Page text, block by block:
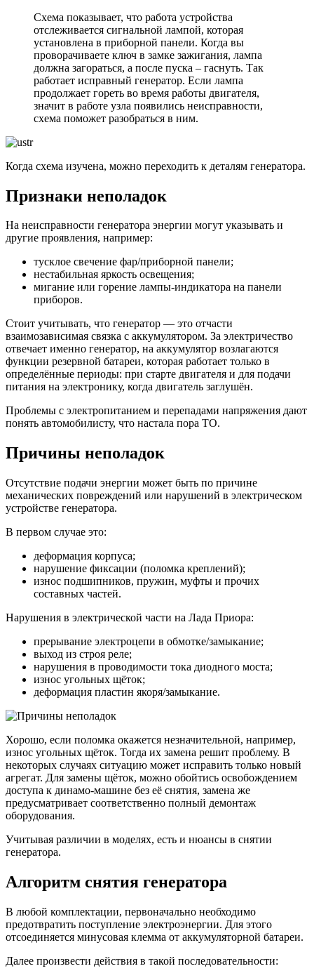
Схема показывает, что работа устройства
отслеживается сигнальной лампой, которая
установлена в приборной панели. Когда вы
проворачиваете ключ в замке зажигания, лампа
должна загораться, а после пуска – гаснуть. Так
работает исправный генератор. Если лампа
продолжает гореть во время работы двигателя,
значит в работе узла появились неисправности,
схема поможет разобраться в ним.
Когда схема изучена, можно переходить к деталям генератора.
Признаки неполадок
На неисправности генератора энергии могут указывать и
другие проявления, например:
тусклое свечение фар/приборной панели;
нестабильная яркость освещения;
мигание или горение лампы-индикатора на панели
приборов.
Стоит учитывать, что генератор — это отчасти
взаимозависимая связка с аккумулятором. За электричество
отвечает именно генератор, на аккумулятор возлагаются
функции резервной батареи, которая работает только в
определённые периоды: при старте двигателя и для подачи
питания на электронику, когда двигатель заглушён.
Проблемы с электропитанием и перепадами напряжения дают
понять автомобилисту, что настала пора ТО.
Причины неполадок
Отсутствие подачи энергии может быть по причине
механических повреждений или нарушений в электрическом
устройстве генератора.
В первом случае это:
деформация корпуса;
нарушение фиксации (поломка креплений);
износ подшипников, пружин, муфты и прочих
составных частей.
Нарушения в электрической части на Лада Приора:
прерывание электроцепи в обмотке/замыкание;
выход из строя реле;
нарушения в проводимости тока диодного моста;
износ угольных щёток;
деформация пластин якоря/замыкание.
Хорошо, если поломка окажется незначительной, например,
износ угольных щёток. Тогда их замена решит проблему. В
некоторых случаях ситуацию может исправить только новый
агрегат. Для замены щёток, можно обойтись освобождением
доступа к динамо-машине без её снятия, замена же
предусматривает соответственно полный демонтаж
оборудования.
Учитывая различии в моделях, есть и нюансы в снятии
генератора.
Алгоритм снятия генератора
В любой комплектации, первоначально необходимо
предотвратить поступление электроэнергии. Для этого
отсоединяется минусовая клемма от аккумуляторной батареи.
Далее произвести действия в такой последовательности: